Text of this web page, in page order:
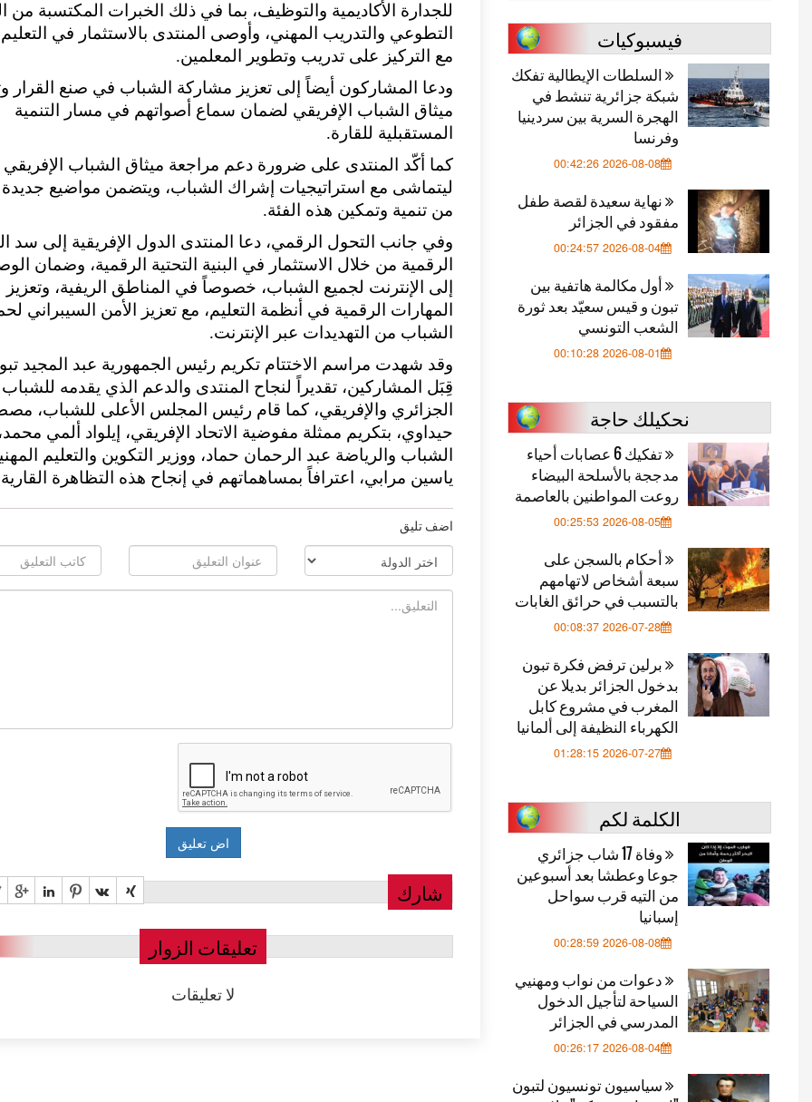
للجدارة الأكاديمية والتوظيف، بما في ذلك الخبرات المكتسبة من
التطوعي والتدريب المهني، وأوصى المنتدى بالاستثمار في التعليم
مع التركيز على تدريب وتطوير المعلمين.
ودعا المشاركون أيضاً إلى تعزيز مشاركة الشباب في صنع القرار
ميثاق الشباب الإفريقي لضمان سماع أصواتهم في مسار التنمية
المستقبلية للقارة.
كما أكّد المنتدى على ضرورة دعم مراجعة ميثاق الشباب الإفريقي
ليتماشى مع استراتيجيات إشراك الشباب، ويتضمن مواضيع
من تنمية وتمكين هذه الفئة.
وفي جانب التحول الرقمي، دعا المنتدى الدول الإفريقية إلى سد
الرقمية من خلال الاستثمار في البنية التحتية الرقمية، وضمان
إلى الإنترنت لجميع الشباب، خصوصاً في المناطق الريفية، وتعزيز
المهارات الرقمية في أنظمة التعليم، مع تعزيز الأمن السيبراني
الشباب من التهديدات عبر الإنترنت.
وقد شهدت مراسم الاختتام تكريم رئيس الجمهورية عبد المجيد
قِبَل المشاركين، تقديراً لنجاح المنتدى والدعم الذي يقدمه للشباب
الجزائري والإفريقي، كما قام رئيس المجلس الأعلى للشباب،
حيداوي، بتكريم ممثلة مفوضية الاتحاد الإفريقي، إيلواد ألمي
الشباب والرياضة عبد الرحمان حماد، ووزير التكوين والتعليم
ياسين مرابي، اعترافاً بمساهماتهم في إنجاح هذه التظاهرة
اضف تليق
شارك
تعليقات الزوار
لا تعليقات
فيسبوكيات
السلطات الإيطالية تفكك
شبكة جزائرية تنشط في
الهجرة السرية بين سردينيا
وفرنسا
2026-08-08 00:42:26
نهاية سعيدة لقصة طفل
مفقود في الجزائر
2026-08-04 00:24:57
أول مكالمة هاتفية بين
تبون و قيس سعيّد بعد ثورة
الشعب التونسي
2026-08-01 00:10:28
نحكيلك حاجة
تفكيك 6 عصابات أحياء
مدججة بالأسلحة البيضاء
روعت المواطنين بالعاصمة
2026-08-05 00:25:53
أحكام بالسجن على
سبعة أشخاص لاتهامهم
بالتسبب في حرائق الغابات
2026-07-28 00:08:37
برلين ترفض فكرة تبون
بدخول الجزائر بديلا عن
المغرب في مشروع كابل
الكهرباء النظيفة إلى ألمانيا
2026-07-27 01:28:15
الكلمة لكم
وفاة 17 شاب جزائري
جوعا وعطشا بعد أسبوعين
من التيه قرب سواحل
إسبانيا
2026-08-08 00:28:59
دعوات من نواب ومهنيي
السياحة لتأجيل الدخول
المدرسي في الجزائر
2026-08-04 00:26:17
سياسيون تونسيون لتبون